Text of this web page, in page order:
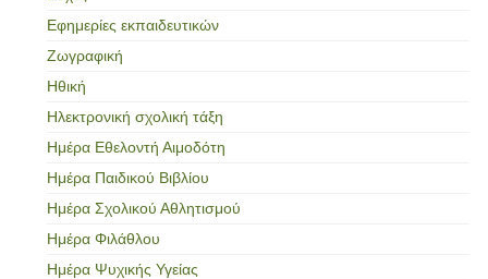
Εφημερίες εκπαιδευτικών
Ζωγραφική
Ηθική
Ηλεκτρονική σχολική τάξη
Ημέρα Εθελοντή Αιμοδότη
Ημέρα Παιδικού Βιβλίου
Ημέρα Σχολικού Αθλητισμού
Ημέρα Φιλάθλου
Ημέρα Ψυχικής Υγείας